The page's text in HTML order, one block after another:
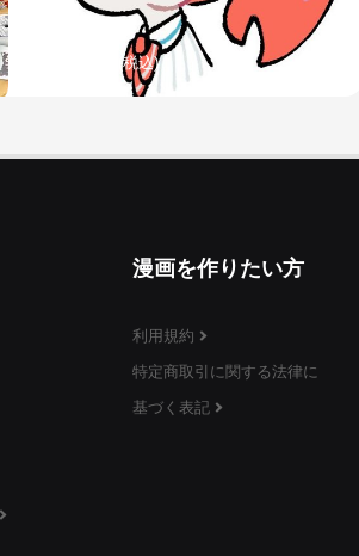
(税込)
(税込)
漫画を作りたい方
利用規約
特定商取引に関する法律に
基づく表記